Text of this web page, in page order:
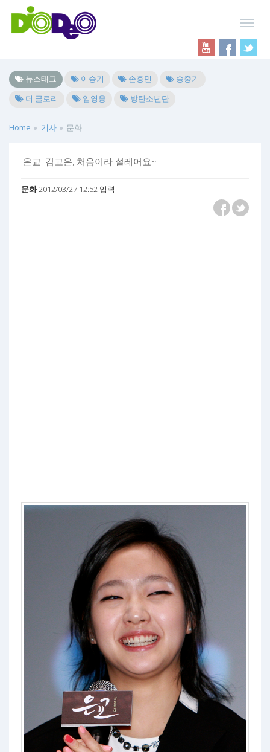
뉴스태그 이승기 손흥민
송중기
더 글로리
임영웅 방탄소년단
Home 기사 문화
'은교' 김고은, 처음이라 설레어요~
문화2012/03/27 12:52 입력